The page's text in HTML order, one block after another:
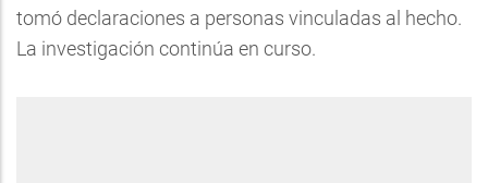
tomó declaraciones a personas vinculadas al hecho.
La investigación continúa en curso.